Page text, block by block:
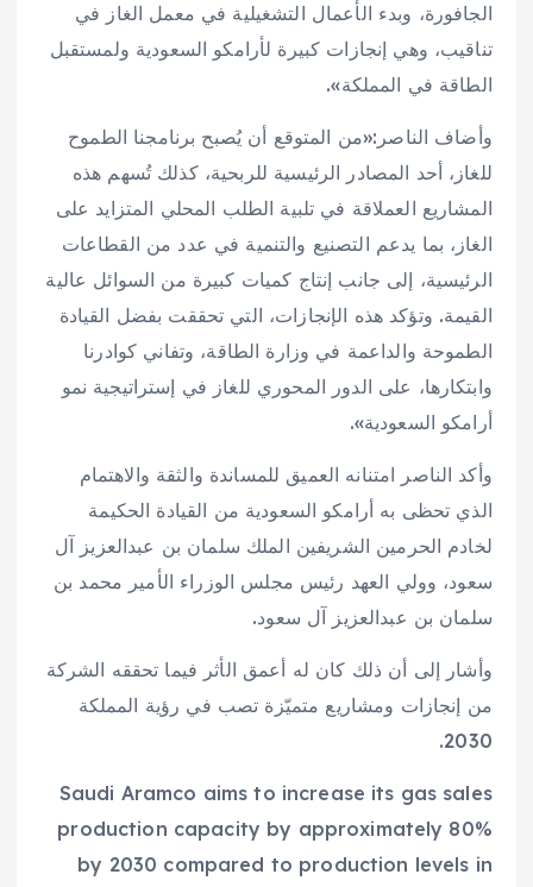
الجافورة، وبدء الأعمال التشغيلية في معمل الغاز في
تناقيب، وهي إنجازات كبيرة لأرامكو السعودية ولمستقبل
الطاقة في المملكة».
وأضاف الناصر:«من المتوقع أن يُصبح برنامجنا الطموح
للغاز، أحد المصادر الرئيسية للربحية، كذلك تُسهم هذه
المشاريع العملاقة في تلبية الطلب المحلي المتزايد على
الغاز، بما يدعم التصنيع والتنمية في عدد من القطاعات
الرئيسية، إلى جانب إنتاج كميات كبيرة من السوائل عالية
القيمة. وتؤكد هذه الإنجازات، التي تحققت بفضل القيادة
الطموحة والداعمة في وزارة الطاقة، وتفاني كوادرنا
وابتكارها، على الدور المحوري للغاز في إستراتيجية نمو
أرامكو السعودية».
وأكد الناصر امتنانه العميق للمساندة والثقة والاهتمام
الذي تحظى به أرامكو السعودية من القيادة الحكيمة
لخادم الحرمين الشريفين الملك سلمان بن عبدالعزيز آل
سعود، وولي العهد رئيس مجلس الوزراء الأمير محمد بن
سلمان بن عبدالعزيز آل سعود.
وأشار إلى أن ذلك كان له أعمق الأثر فيما تحققه الشركة
من إنجازات ومشاريع متميّزة تصب في رؤية المملكة
2030.
Saudi Aramco aims to increase its gas sales
production capacity by approximately 80%
by 2030 compared to production levels in